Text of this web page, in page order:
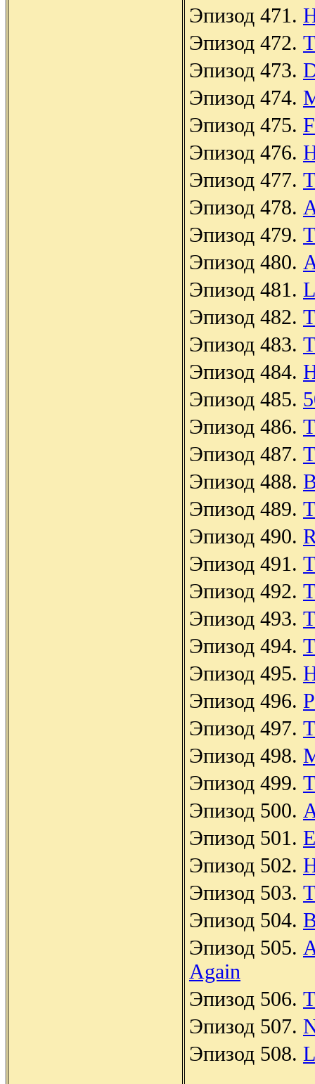
Эпизод 471.
Эпизод 472.
Эпизод 473.
Эпизод 474.
Эпизод 475.
Эпизод 476.
Эпизод 477.
Эпизод 478.
Эпизод 479.
Эпизод 480.
Эпизод 481.
Эпизод 482.
Эпизод 483.
Эпизод 484.
Эпизод 485.
Эпизод 486.
Эпизод 487.
Эпизод 488.
Эпизод 489.
Эпизод 490.
Эпизод 491.
Эпизод 492.
Эпизод 493.
Эпизод 494.
Эпизод 495.
Эпизод 496.
Эпизод 497.
Эпизод 498.
Эпизод 499.
Эпизод 500.
Эпизод 501.
Эпизод 502.
Эпизод 503.
Эпизод 504.
Эпизод 505.
Again
Эпизод 506.
Эпизод 507.
Эпизод 508.